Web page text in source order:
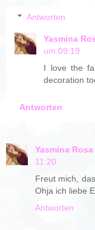
Antworten
Yasmina
um 09:19
I love the
decoration
Antworten
Yasmina
11:20
Freut mich,
Ohja ich liebe
Antworten